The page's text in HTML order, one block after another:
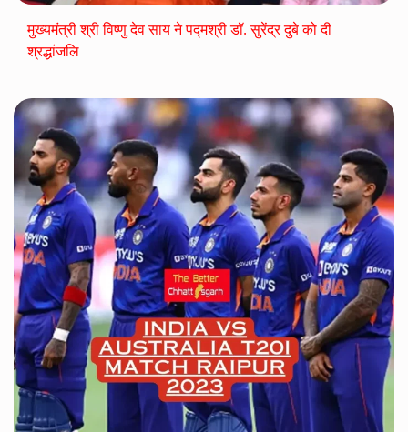
मुख्यमंत्री श्री विष्णु देव साय ने पद्मश्री डॉ. सुरेंद्र दुबे को दी
श्रद्धांजलि